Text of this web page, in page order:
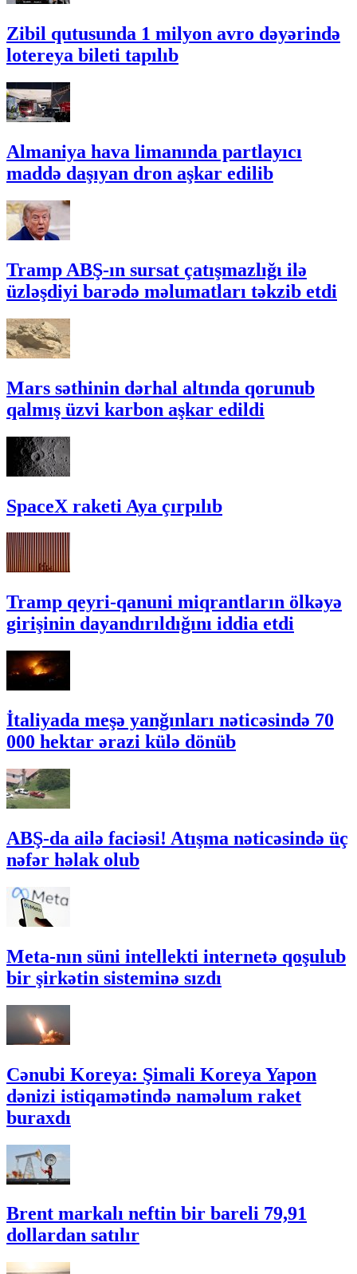
Zibil qutusunda 1 milyon avro dəyərində
lotereya bileti tapılıb
Almaniya hava limanında partlayıcı
maddə daşıyan dron aşkar edilib
Tramp ABŞ-ın sursat çatışmazlığı ilə
üzləşdiyi barədə məlumatları təkzib etdi
Mars səthinin dərhal altında qorunub
qalmış üzvi karbon aşkar edildi
SpaceX raketi Aya çırpılıb
Tramp qeyri-qanuni miqrantların ölkəyə
girişinin dayandırıldığını iddia etdi
İtaliyada meşə yanğınları nəticəsində 70
000 hektar ərazi külə dönüb
ABŞ-da ailə faciəsi! Atışma nəticəsində üç
nəfər həlak olub
Meta-nın süni intellekti internetə qoşulub
bir şirkətin sisteminə sızdı
Cənubi Koreya: Şimali Koreya Yapon
dənizi istiqamətində naməlum raket
buraxdı
Brent markalı neftin bir bareli 79,91
dollardan satılır